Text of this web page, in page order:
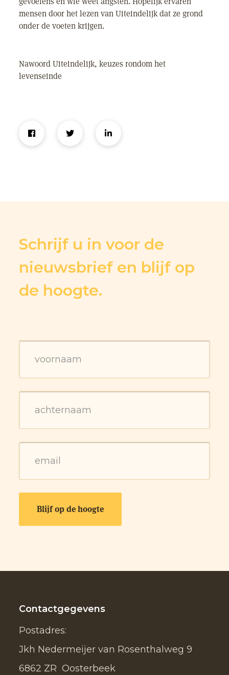
mensen door het lezen van Uiteindelijk dat ze grond
onder de voeten krijgen.
Nawoord Uiteindelijk, keuzes rondom het
levenseinde
Schrijf u in voor de
nieuwsbrief en blijf op
de hoogte.
Contactgegevens
Postadres:
Jkh Nedermeijer van Rosenthalweg 9
6862 ZR Oosterbeek